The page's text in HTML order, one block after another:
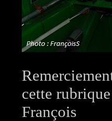
cette rubrique
François